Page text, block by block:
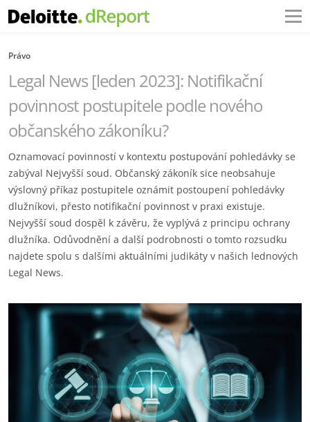
Právo
Legal News [leden 2023]: Notifikační
povinnost postupitele podle nového
občanského zákoníku?
Oznamovací povinností v kontextu postupování pohledávky se
zabýval Nejvyšší soud. Občanský zákoník sice neobsahuje
výslovný příkaz postupitele oznámit postoupení pohledávky
dlužníkovi, přesto notifikační povinnost v praxi existuje.
Nejvyšší soud dospěl k závěru, že vyplývá z principu ochrany
dlužníka. Odůvodnění a další podrobnosti o tomto rozsudku
najdete spolu s dalšími aktuálními judikáty v našich lednových
Legal News.